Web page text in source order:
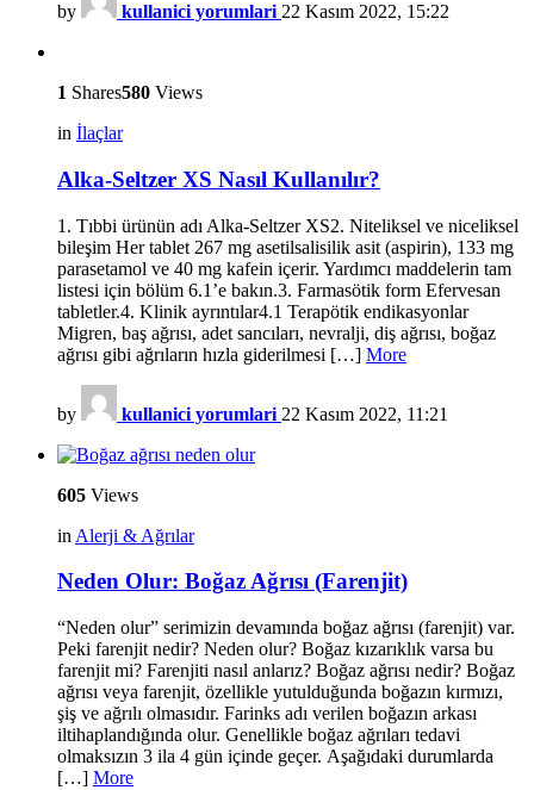
by kullanici yorumlari 22 Kasım 2022, 15:22
1 Shares580 Views
in İlaçlar
Alka-Seltzer XS Nasıl Kullanılır?
1. Tıbbi ürünün adı Alka-Seltzer XS2. Niteliksel ve niceliksel
bileşim Her tablet 267 mg asetilsalisilik asit (aspirin), 133 mg
parasetamol ve 40 mg kafein içerir. Yardımcı maddelerin tam
listesi için bölüm 6.1’e bakın.3. Farmasötik form Efervesan
tabletler.4. Klinik ayrıntılar4.1 Terapötik endikasyonlar
Migren, baş ağrısı, adet sancıları, nevralji, diş ağrısı, boğaz
ağrısı gibi ağrıların hızla giderilmesi […] More
by kullanici yorumlari 22 Kasım 2022, 11:21
605 Views
in Alerji & Ağrılar
Neden Olur: Boğaz Ağrısı (Farenjit)
“Neden olur” serimizin devamında boğaz ağrısı (farenjit) var.
Peki farenjit nedir? Neden olur? Boğaz kızarıklık varsa bu
farenjit mi? Farenjiti nasıl anlarız? Boğaz ağrısı nedir? Boğaz
ağrısı veya farenjit, özellikle yutulduğunda boğazın kırmızı,
şiş ve ağrılı olmasıdır. Farinks adı verilen boğazın arkası
iltihaplandığında olur. Genellikle boğaz ağrıları tedavi
olmaksızın 3 ila 4 gün içinde geçer. Aşağıdaki durumlarda
[…] More